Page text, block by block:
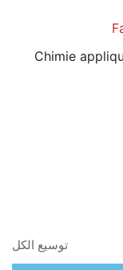
Chimie
المقررات الدراسية
توسيع الكل